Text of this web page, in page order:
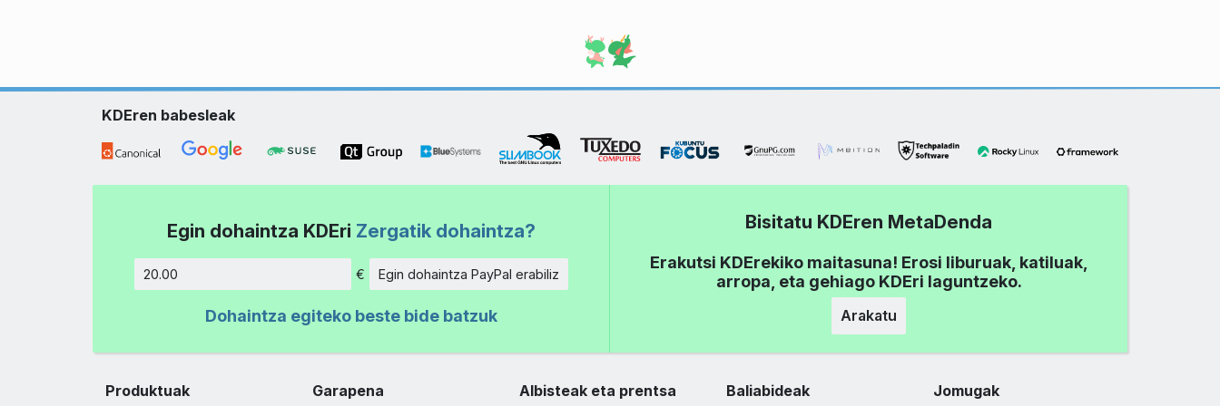
KDEren babesleak
Egin dohaintza KDEri Zergatik dohaintza?
Kopurua
€ Egin dohaintza PayPal erabiliz
Dohaintza egiteko beste bide batzuk
Bisitatu KDEren MetaDenda
Erakutsi KDErekiko maitasuna! Erosi liburuak, katiluak,
arropa, eta gehiago KDEri laguntzeko.
Arakatu
Produktuak Garapena Albisteak eta prentsa Baliabideak Jomugak